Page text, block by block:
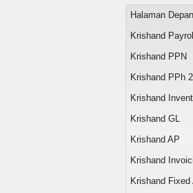
Halaman Depan
Krishand
Krishand PPN
Krishand PPh
Krishand
Krishand GL
Krishand AP
Krishand
Krishand Fixed